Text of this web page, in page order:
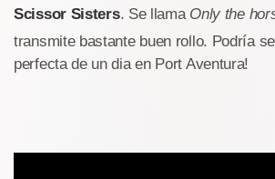
Scissor Sisters. Se llama Only the
transmite bastante buen rollo. Podría
perfecta de un dia en Port Aventura!